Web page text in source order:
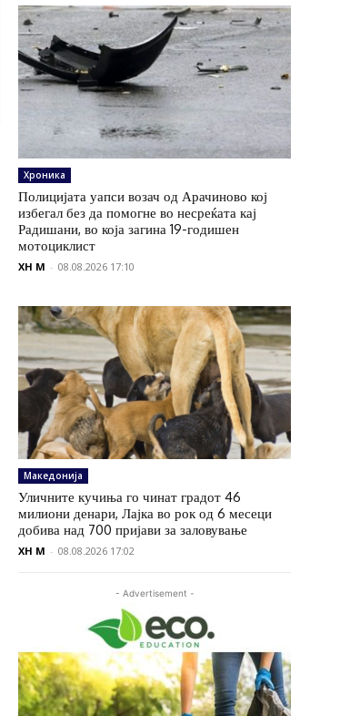
Хроника
Полицијата уапси возач од Арачиново кој
избегал без да помогне во несреќата кај
Радишани, во која загина 19-годишен
мотоциклист
XH M - 08.08.2026 17:10
Македонија
Уличните кучиња го чинат градот 46
милиони денари, Лајка во рок од 6 месеци
добива над 700 пријави за заловување
XH M - 08.08.2026 17:02
- Advertisement -